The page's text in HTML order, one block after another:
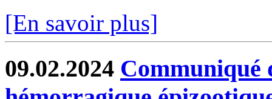
[En savoir plus]
09.02.2024 Communiqué